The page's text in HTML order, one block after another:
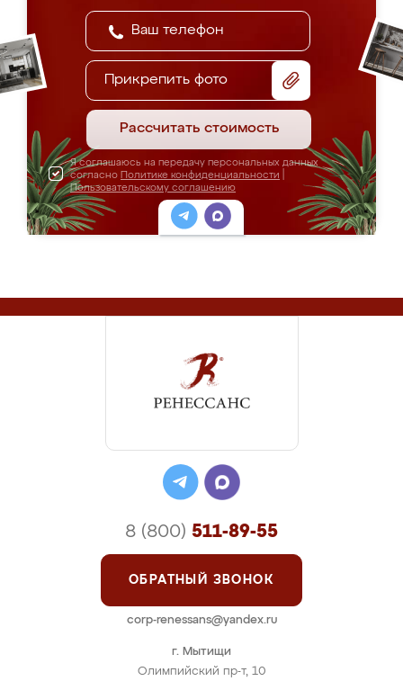
Прикрепить фото
Рассчитать стоимость
Я соглашаюсь на передачу персональных данных
согласно Политике конфиденциальности
Пользовательскому соглашению
г. Мытищи
Олимпийский пр-т, 10
8 (800) 511-89-55
ОБРАТНЫЙ ЗВОНОК
corp-renessans@yandex.ru